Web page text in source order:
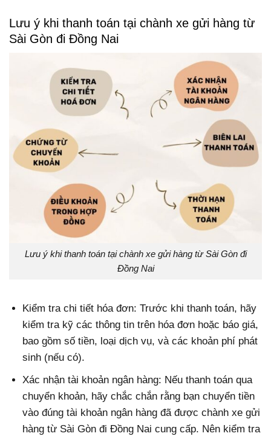
Lưu ý khi thanh toán tại chành xe gửi hàng từ
Sài Gòn đi Đồng Nai
Lưu ý khi thanh toán tại chành xe gửi hàng từ Sài Gòn đi
Đồng Nai
Kiểm tra chi tiết hóa đơn: Trước khi thanh toán, hãy
kiểm tra kỹ các thông tin trên hóa đơn hoặc báo giá,
bao gồm số tiền, loại dịch vụ, và các khoản phí phát
sinh (nếu có).
Xác nhận tài khoản ngân hàng: Nếu thanh toán qua
chuyển khoản, hãy chắc chắn rằng bạn chuyển tiền
vào đúng tài khoản ngân hàng đã được chành xe gửi
hàng từ Sài Gòn đi Đồng Nai cung cấp. Nên kiểm tra